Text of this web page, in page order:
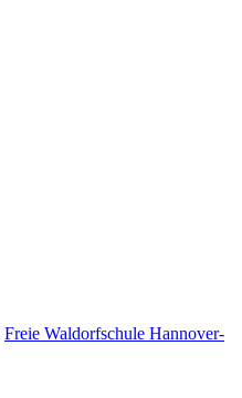
Freie Waldorfschule Hannover-